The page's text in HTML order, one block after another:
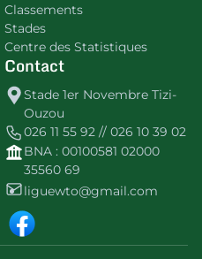
Classements
Stades
Centre des Statistiques
Contact
Stade 1er Novembre Tizi-
Ouzou
026 11 55 92 // 026 10 39 02
BNA : 00100581 02000
35560 69
liguewto@gmail.com